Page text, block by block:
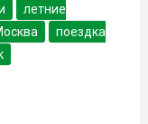
летние
поездка